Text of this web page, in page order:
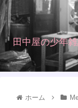
田中屋の少年
ホーム